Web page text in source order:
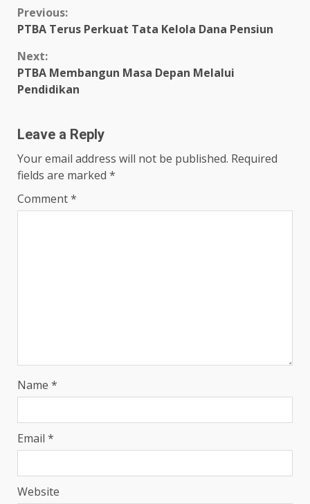
Continue
Previous:
PTBA Terus Perkuat Tata Kelola Dana Pensiun
Next:
PTBA Membangun Masa Depan Melalui
Pendidikan
Leave a Reply
Your email address will not be published. Required
fields are marked *
Comment*
Name *
Email *
Website